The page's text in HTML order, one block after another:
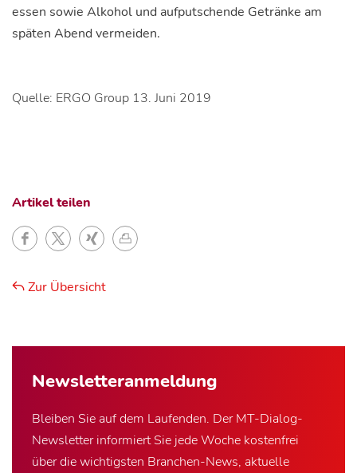
Newsletter­anmeldung
Bleiben Sie auf dem Laufenden. Der MT-Dialog-
Newsletter informiert Sie jede Woche kostenfrei
über die wichtigsten Branchen-News, aktuelle
essen sowie Alkohol und aufputschende Getränke am
späten Abend vermeiden.
Quelle: ERGO Group 13. Juni 2019
Artikel teilen
Zur Übersicht